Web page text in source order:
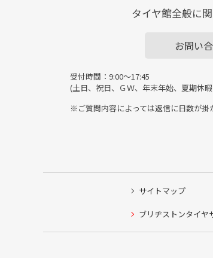
タイヤ館全般に
お問い
受付時間：9:00～17:45
(土日、祝日、ＧＷ、年末年始、夏期休
※ご質問内容によっては返信に日数が掛
サイトマップ
ブリヂストンタイヤ